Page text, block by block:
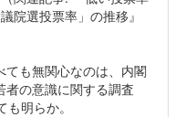
院選投票率」の推移』
ても無関心なのは、内閣
者の意識に関する調査
も明らか。